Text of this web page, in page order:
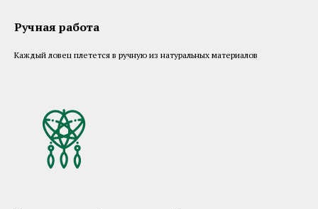
Ручная работа
Каждый ловец плетется в ручную из натуральных материалов